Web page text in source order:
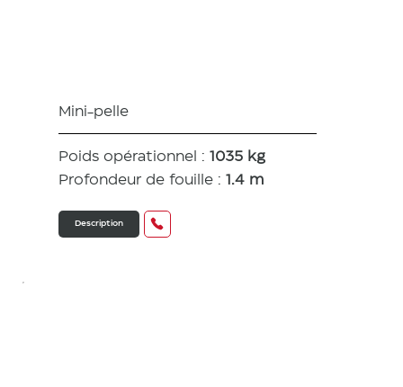
Mini-pelle
Poids opérationnel : 1035 kg
Profondeur de fouille : 1.4 m
Description